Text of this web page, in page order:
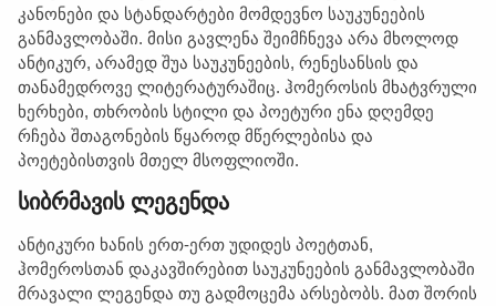
კანონები და სტანდარტები მომდევნო საუკუნეების
განმავლობაში. მისი გავლენა შეიმჩნევა არა მხოლოდ
ანტიკურ, არამედ შუა საუკუნეების, რენესანსის და
თანამედროვე ლიტერატურაშიც. ჰომეროსის მხატვრული
ხერხები, თხრობის სტილი და პოეტური ენა დღემდე
რჩება შთაგონების წყაროდ მწერლებისა და
პოეტებისთვის მთელ მსოფლიოში.
სიბრმავის ლეგენდა
ანტიკური ხანის ერთ-ერთ უდიდეს პოეტთან,
ჰომეროსთან დაკავშირებით საუკუნეების განმავლობაში
მრავალი ლეგენდა თუ გადმოცემა არსებობს. მათ შორის